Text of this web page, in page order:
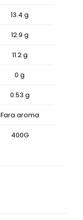
13.4 g
12.9 g
11.2 g
0 g
0.53 g
Fara aroma
400G